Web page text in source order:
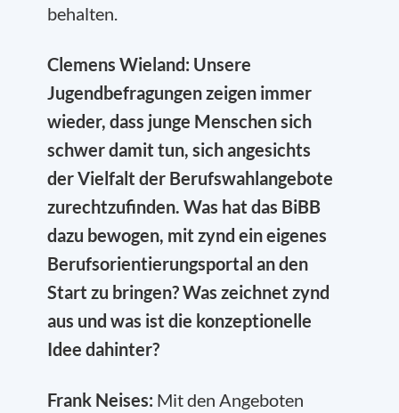
behalten.
Clemens Wieland: Unsere
Jugendbefragungen zeigen immer
wieder, dass junge Menschen sich
schwer damit tun, sich angesichts
der Vielfalt der Berufswahlangebote
zurechtzufinden. Was hat das BiBB
dazu bewogen, mit zynd ein eigenes
Berufsorientierungsportal an den
Start zu bringen? Was zeichnet zynd
aus und was ist die konzeptionelle
Idee dahinter?
Frank Neises: Mit den Angeboten